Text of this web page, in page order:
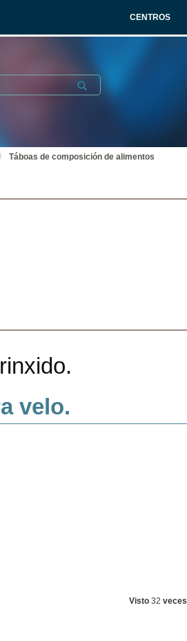
CENTROS
Submit
Táboas de composición de alimentos
Visto 32 veces